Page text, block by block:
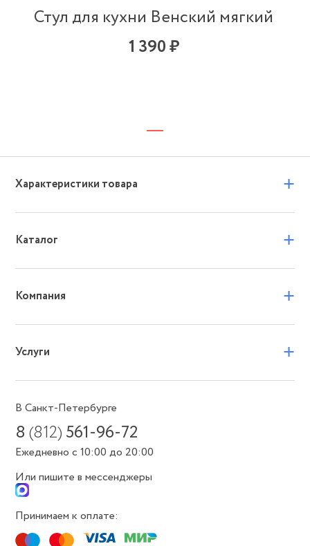
Стул для кухни Венский мягкий
1 390 ₽
Характеристики товара +
Каталог +
Компания +
Услуги +
В Санкт-Петербурге
8(812) 561-96-72
Ежедневно с 10:00 до 20:00
Или пишите в мессенджеры
Принимаем к оплате: